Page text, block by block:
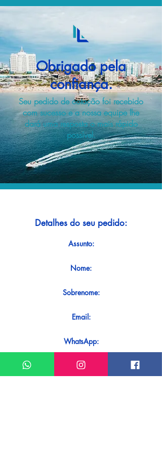
Obrigado pela
confiança.
Seu pedido de cotação foi recebido
com sucesso e a nossa equipe lhe
dará uma resposta o mais rápido
possível.
Detalhes do seu pedido:
Assunto:
Nome:
Sobrenome:
Email:
WhatsApp:
Mensagem: